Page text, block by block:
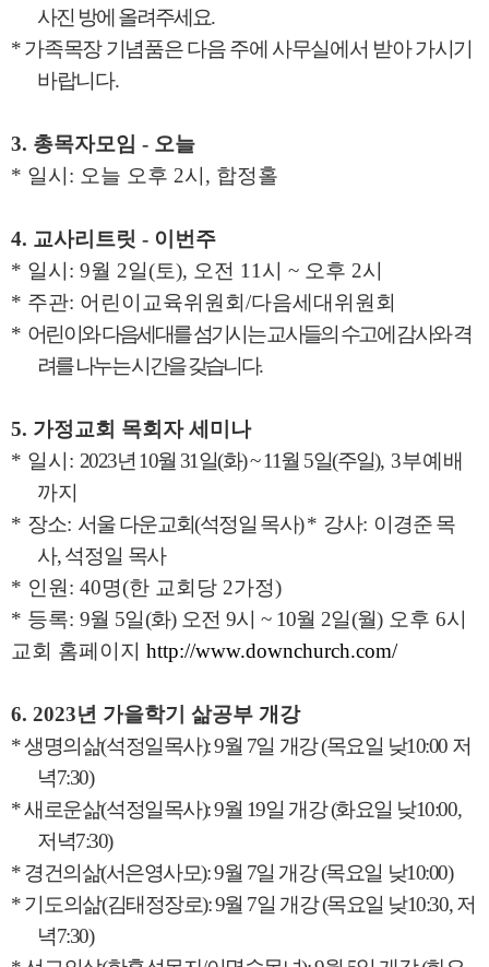
사진 방에 올려주세요.
*가족목장 기념품은 다음 주에 사무실에서 받아 가시기
바랍니다.
3. 총목자모임 - 오늘
* 일시: 오늘 오후 2시, 합정홀
4. 교사리트릿 - 이번주
* 일시: 9월 2일(토), 오전 11 시 ~ 오후 2시
* 주관: 어린이교육위원회/다음세대위원회
* 어린이와 다음세대를 섬기시는 교사들의 수고에 감사와 격
려를 나누는 시간을 갖습니다.
5. 가정교회 목회자 세미나
* 일시: 2023년 10월 31일(화) ~ 11월 5일(주일), 3부예배
까지
* 장소: 서울 다운교회(석정일 목사) * 강사: 이경준 목
사,석정일 목사
* 인원: 40명(한 교회당 2가정)
* 등록: 9월 5일(화) 오전9시~ 10월 2일(월) 오후 6시
교회 홈페이지 http://www.downchurch.com/
6. 2023년 가을학기 삶공부 개강
*생명의삶(석정일목사): 9월 7일 개강(목요일 낮10:00 저
녁7:30)
*새로운삶(석정일목사): 9월 19일 개강(화요일 낮10:00,
저녁7:30)
*경건의삶(서은영사모): 9월 7일 개강(목요일 낮10:00)
*기도의삶(김태정장로): 9월 7일 개강(목요일 낮10:30,저
녁7:30)